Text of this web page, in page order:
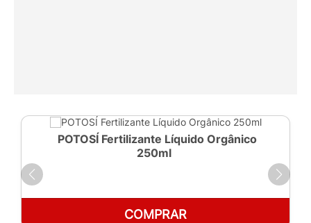
POTOSÍ Fertilizante Líquido Orgânico
250ml
COMPRAR